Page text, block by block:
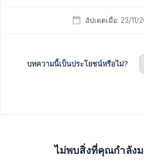
อัปเดตเมื่อ: 23/11/
บทความนี้เป็นประโยชน์หรือไม่?
ไม่พบสิ่งที่คุณกำลัง